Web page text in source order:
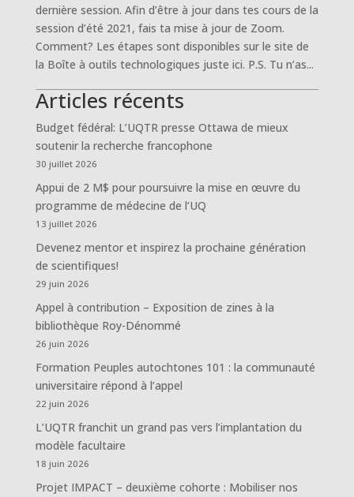
dernière session. Afin d’être à jour dans tes cours de la
session d’été 2021, fais ta mise à jour de Zoom.
Comment? Les étapes sont disponibles sur le site de
la Boîte à outils technologiques juste ici. P.S. Tu n’as...
Articles récents
Budget fédéral: L’UQTR presse Ottawa de mieux
soutenir la recherche francophone
30 juillet 2026
Appui de 2 M$ pour poursuivre la mise en œuvre du
programme de médecine de l’UQ
13 juillet 2026
Devenez mentor et inspirez la prochaine génération
de scientifiques!
29 juin 2026
Appel à contribution – Exposition de zines à la
bibliothèque Roy-Dénommé
26 juin 2026
Formation Peuples autochtones 101 : la communauté
universitaire répond à l’appel
22 juin 2026
L’UQTR franchit un grand pas vers l’implantation du
modèle facultaire
18 juin 2026
Projet IMPACT – deuxième cohorte : Mobiliser nos